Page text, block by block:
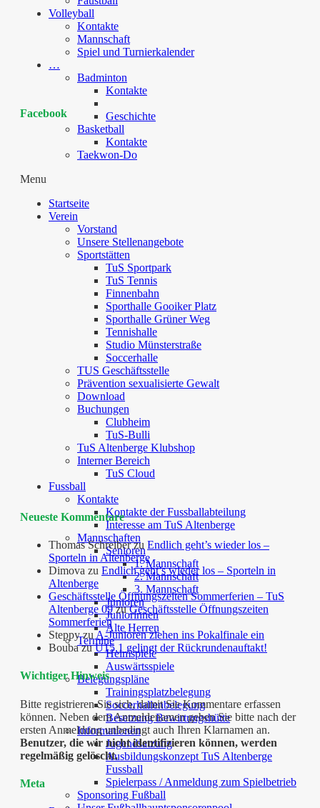
Volleyball
Kontakte
Mannschaft
Spiel und Turnierkalender
…
Badminton
Kontakte
Geschichte
Basketball
Kontakte
Taekwon-Do
Menu
Startseite
Verein
Vorstand
Unsere Stellenangebote
Sportstätten
TuS Sportpark
TuS Tennis
Finnenbahn
Sporthalle Gooiker Platz
Sporthalle Grüner Weg
Tennishalle
Studio Münsterstraße
Soccerhalle
TUS Geschäftsstelle
Prävention sexualisierte Gewalt
Download
Buchungen
Clubheim
TuS-Bulli
TuS Altenberge Klubshop
Interner Bereich
TuS Cloud
Fussball
Kontakte
Kontakte der Fussballabteilung
Interesse am TuS Altenberge
Mannschaften
Senioren
1. Mannschaft
2. Mannschaft
3. Mannschaft
Junioren
Juniorinnen
Alte Herren
Termine
Heimspiele
Auswärtsspiele
Belegungspläne
Trainingsplatzbelegung
Soccerhallenbelegung
Besetzung Bewirtungshütte
Informationen
Jugendsatzung
Ausbildungskonzept TuS Altenberge
Fussball
Spielerpass / Anmeldung zum Spielbetrieb
Sponsoring Fußball
Facebook
Neueste Kommentare
Thomas Schreiberzu Endlich geht’s wieder los –
Sporteln in Altenberge
Dimova zu Endlich geht’s wieder los – Sporteln in
Altenberge
Geschäftsstelle Öffnungszeiten Sommerferien – TuS
Altenberge 09zuGeschäftsstelle Öffnungszeiten
Sommerferien
Steppyzu A-Junioren ziehen ins Pokalfinale ein
BoubazuU15.1 gelingt der Rückrundenauftakt!
Wichtiger Hinweis
Bitte registrieren Sie sich, damit Sie Kommentare erfassen
können. Neben dem Anmeldenamen geben Sie bitte nach der
ersten Anmeldung unbedingt auch Ihren Klarnamen an.
Benutzer, die wir nicht identifizieren können, werden
regelmäßig gelöscht.
Meta